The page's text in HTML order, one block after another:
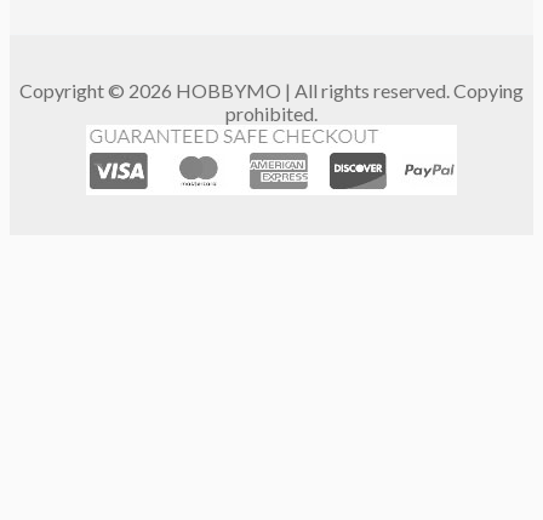
Copyright © 2026 HOBBYMO | All rights reserved. Copying
prohibited.